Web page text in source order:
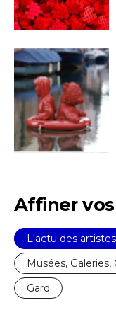
Affiner
L'actu des artistes
Musées,
Gard